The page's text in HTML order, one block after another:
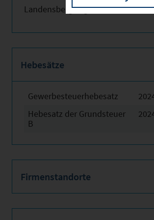
Landensberg liegt in direkter
Hebesätze
Gewerbesteuerhebesatz
Hebesatz der Grundsteuer
B
Firmenstandorte